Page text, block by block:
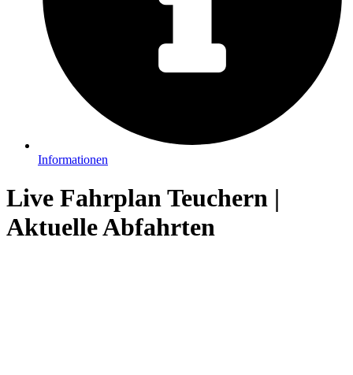
Informationen
Live Fahrplan Teuchern |
Aktuelle Abfahrten